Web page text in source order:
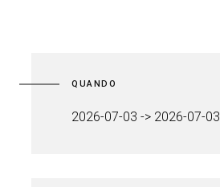
QUANDO
2026-07-03 -> 2026-07-03